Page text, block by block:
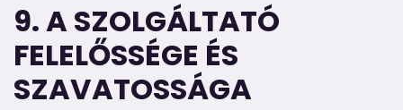
9. A SZOLGÁLTATÓ
FELELŐSSÉGE ÉS
SZAVATOSSÁGA